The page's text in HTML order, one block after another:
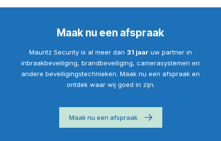
Maak nu een afspraak
Mauritz Security is al meer dan 31 jaar uw partner in
inbraakbeveiliging, brandbeveiliging, camerasystemen en
andere beveiligingstechnieken. Maak nu een afspraak en
ontdek waar wij goed in zijn.
Maak nu een afspraak